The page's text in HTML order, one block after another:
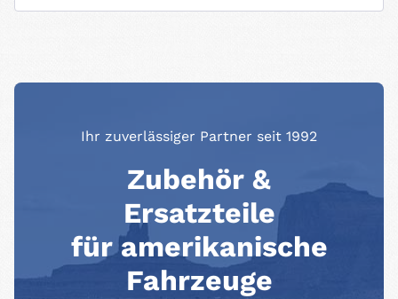
Ihr zuverlässiger Partner seit 1992
Zubehör &
Ersatzteile
für amerikanische
Fahrzeuge